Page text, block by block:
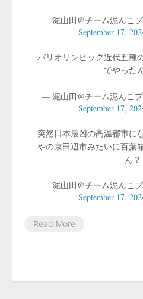
— 泥山田@チーム泥んこプ
September 17,
パリオリンピック近代五種
でやった
— 泥山田@チーム泥んこプ
September 17,
突然日本最凶の高温都市に
やの京田辺市みたいに百葉
ん？
— 泥山田@チーム泥んこプ
September 17,
Read More